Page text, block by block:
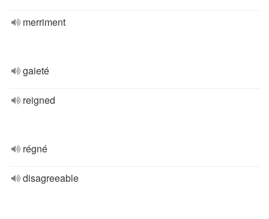
merriment
gaieté
reigned
régné
disagreeable